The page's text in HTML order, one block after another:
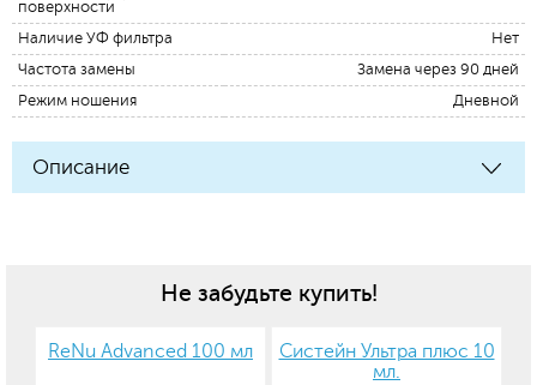
поверхности
Наличие УФ фильтра
Нет
Частота замены
Замена через 90 дней
Режим ношения
Дневной
Описание
Не забудьте купить!
ReNu Advanced 100 мл
Систейн Ультра плюс 10
мл.